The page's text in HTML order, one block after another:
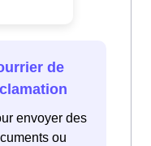
de
envoyer des
ou